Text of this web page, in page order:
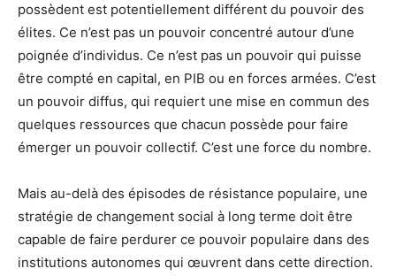
possèdent est potentiellement différent du pouvoir des
élites. Ce n’est pas un pouvoir concentré autour d’une
poignée d’individus. Ce n’est pas un pouvoir qui puisse
être compté en capital, en PIB ou en forces armées. C’est
un pouvoir diffus, qui requiert une mise en commun des
quelques ressources que chacun possède pour faire
émerger un pouvoir collectif. C’est une force du nombre.
Mais au-delà des épisodes de résistance populaire, une
stratégie de changement social à long terme doit être
capable de faire perdurer ce pouvoir populaire dans des
institutions autonomes qui œuvrent dans cette direction.